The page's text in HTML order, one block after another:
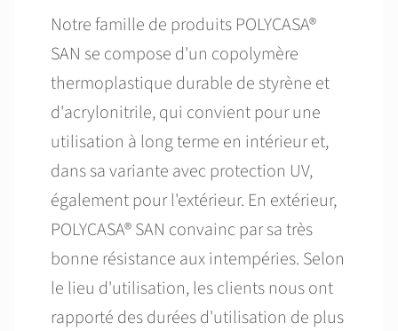
Notre famille de produits POLYCASA®
SAN se compose d'un copolymère
thermoplastique durable de styrène et
d'acrylonitrile, qui convient pour une
utilisation à long terme en intérieur et,
dans sa variante avec protection UV,
également pour l'extérieur. En extérieur,
POLYCASA® SAN convainc par sa très
bonne résistance aux intempéries. Selon
le lieu d'utilisation, les clients nous ont
rapporté des durées d'utilisation de plus